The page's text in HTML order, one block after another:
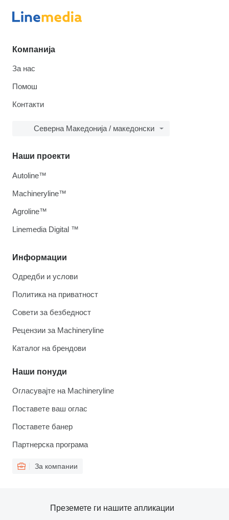
Компанија
За нас
Помош
Контакти
Северна Македонија / македонски
Информации
Одредби и услови
Политика на приватност
Совети за безбедност
Рецензии за Machineryline
Каталог на брендови
Наши понуди
Огласувајте на Machineryline
Поставете ваш оглас
Поставете банер
Партнерска програма
За компании
Наши проекти
Autoline™
Machineryline™
Agroline™
Linemedia Digital ™
Преземете ги нашите апликации